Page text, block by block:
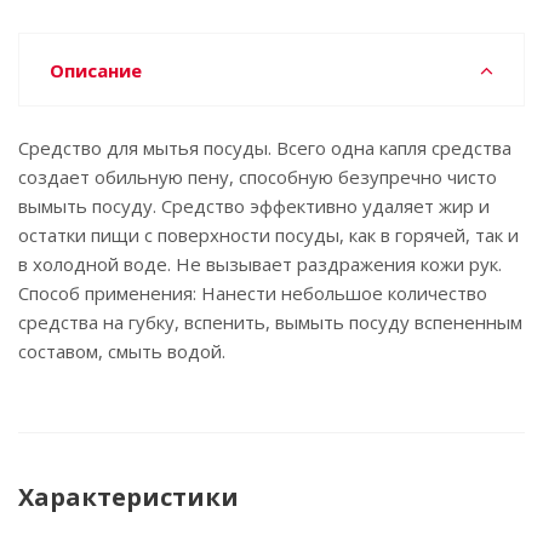
Описание
Средство для мытья посуды. Всего одна капля средства
создает обильную пену, способную безупречно чисто
вымыть посуду. Средство эффективно удаляет жир и
остатки пищи с поверхности посуды, как в горячей, так и
в холодной воде. Не вызывает раздражения кожи рук.
Способ применения: Нанести небольшое количество
средства на губку, вспенить, вымыть посуду вспененным
составом, смыть водой.
Характеристики